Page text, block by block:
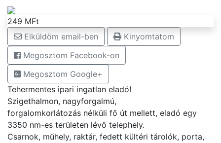
249 MFt
Elküldöm email-ben
Kinyomtatom
Megosztom Facebook-on
Megosztom Google+
Tehermentes ipari ingatlan eladó!
Szigethalmon, nagyforgalmú,
forgalomkorlátozás nélküli fő út mellett, eladó egy
3350 nm-es területen lévő telephely.
Csarnok, műhely, raktár, fedett kültéri tárolók, porta,